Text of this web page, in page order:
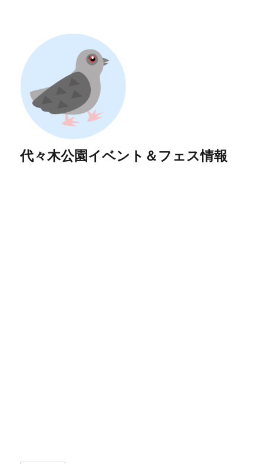
代々木公園イベント＆フェス情報